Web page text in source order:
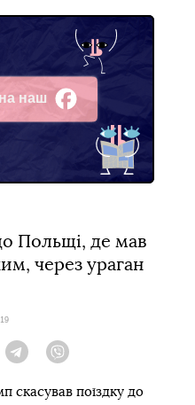
наш
Польщі, де мав
через ураган
Telegram
скасував поїздку до